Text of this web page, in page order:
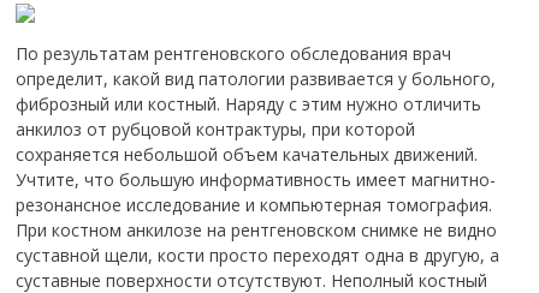
По результатам рентгеновского обследования врач
определит, какой вид патологии развивается у больного,
фиброзный или костный. Наряду с этим нужно отличить
анкилоз от рубцовой контрактуры, при которой
сохраняется небольшой объем качательных движений.
Учтите, что большую информативность имеет магнитно-
резонансное исследование и компьютерная томография.
При костном анкилозе на рентгеновском снимке не видно
суставной щели, кости просто переходят одна в другую, а
суставные поверхности отсутствуют. Неполный костный